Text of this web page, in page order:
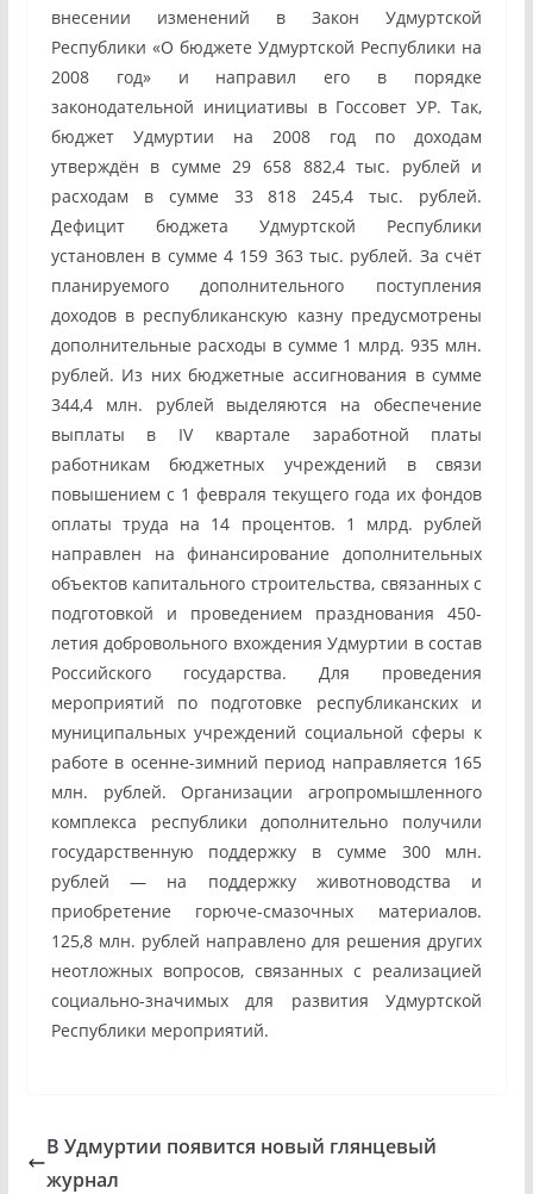
внесении изменений в Закон Удмуртской
Республики «О бюджете Удмуртской Республики на
2008 год» и направил его в порядке
законодательной инициативы в Госсовет УР. Так,
бюджет Удмуртии на 2008 год по доходам
утверждён в сумме 29 658 882,4 тыс. рублей и
расходам в сумме 33 818 245,4 тыс. рублей.
Дефицит бюджета Удмуртской Республики
установлен в сумме 4 159 363 тыс. рублей. За счёт
планируемого дополнительного поступления
доходов в республиканскую казну предусмотрены
дополнительные расходы в сумме 1 млрд. 935 млн.
рублей. Из них бюджетные ассигнования в сумме
344,4 млн. рублей выделяются на обеспечение
выплаты в IV квартале заработной платы
работникам бюджетных учреждений в связи
повышением с 1 февраля текущего года их фондов
оплаты труда на 14 процентов. 1 млрд. рублей
направлен на финансирование дополнительных
объектов капитального строительства, связанных с
подготовкой и проведением празднования 450-
летия добровольного вхождения Удмуртии в состав
Российского государства. Для проведения
мероприятий по подготовке республиканских и
муниципальных учреждений социальной сферы к
работе в осенне-зимний период направляется 165
млн. рублей. Организации агропромышленного
комплекса республики дополнительно получили
государственную поддержку в сумме 300 млн.
рублей — на поддержку животноводства и
приобретение горюче-смазочных материалов.
125,8 млн. рублей направлено для решения других
неотложных вопросов, связанных с реализацией
социально-значимых для развития Удмуртской
Республики мероприятий.
В Удмуртии появится новый глянцевый
журнал